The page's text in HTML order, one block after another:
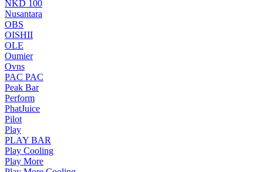
NKD 100
Nusantara
OBS
OISHII
OLE
Oumier
Ovns
PAC PAC
Peak Bar
Perform
PhatJuice
Pilot
Play
PLAY BAR
Play Cooling
Play More